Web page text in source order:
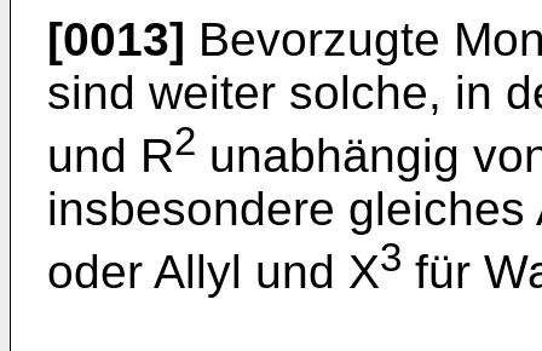
[0013] Bevorzugte
sind weiter solche, in
und R2 unabhängig
insbesondere
oder Allyl und X3 für